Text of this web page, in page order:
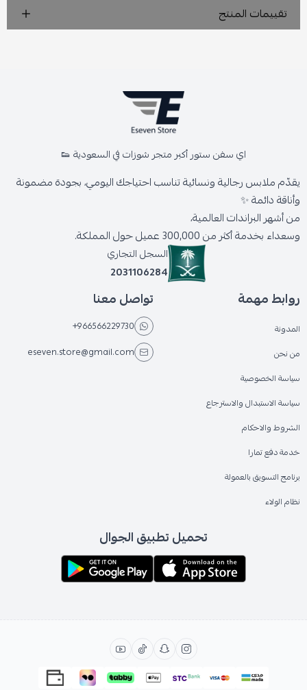
تقييمات المنتج
اي سفن ستور أكبر متجر شوزات في السعودية 👟
يقدّم ملابس رجالية ونسائية تناسب احتياجك اليومي، بجودة مضمونة
وأناقة دائمة ✨
من أشهر البراندات العالمية،
وسعداء بخدمة أكثر من 300,000 عميل حول المملكة.
السجل التجاري
2031106284
روابط مهمة
المدونة
من نحن
سياسة الخصوصية
سياسة الاستبدال والاسترجاع
الشروط والاحكام
خدمة دفع تمارا
برنامج التسويق بالعمولة
نظام الولاء
تواصل معنا
+966566229730
eseven.store@gmail.com
تحميل تطبيق الجوال